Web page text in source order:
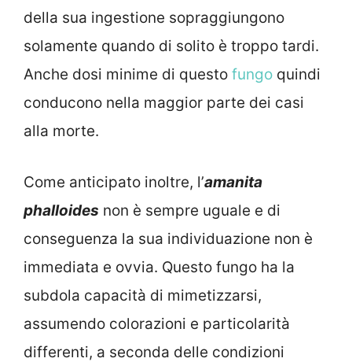
della sua ingestione sopraggiungono
solamente quando di solito è troppo tardi.
Anche dosi minime di questo fungo quindi
conducono nella maggior parte dei casi
alla morte.
Come anticipato inoltre, l’amanita
phalloides non è sempre uguale e di
conseguenza la sua individuazione non è
immediata e ovvia. Questo fungo ha la
subdola capacità di mimetizzarsi,
assumendo colorazioni e particolarità
differenti, a seconda delle condizioni